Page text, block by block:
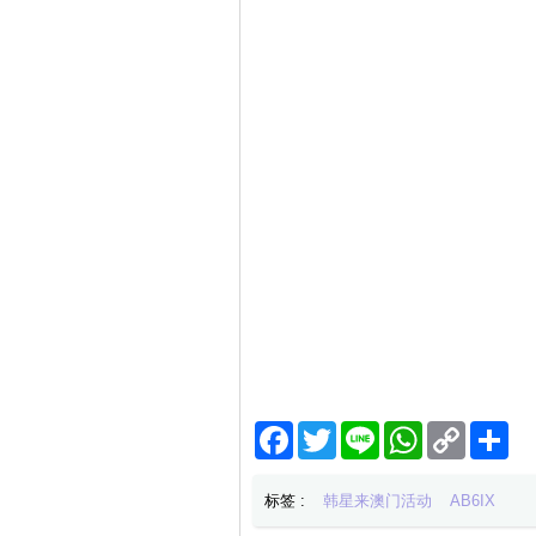
Facebook
TwitterLine WhatsApp
Copy
Link
分
标签 : 韩星来澳门活动 AB6IX